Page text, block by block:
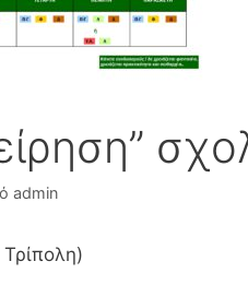
admin
Τρίπολη)